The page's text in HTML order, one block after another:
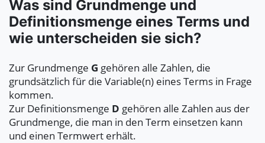
Was sind Grundmenge und
Definitionsmenge eines Terms und
wie unterscheiden sie sich?
Zur Grundmenge G gehören alle Zahlen, die
grundsätzlich für die Variable(n) eines Terms in Frage
kommen.
Zur Definitionsmenge D gehören alle Zahlen aus der
Grundmenge, die man in den Term einsetzen kann
und einen Termwert erhält.